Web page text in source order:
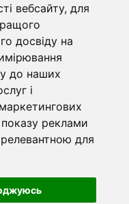
вебсайту, для
досвіду на
до наших
і
маркетингових
реклами
для